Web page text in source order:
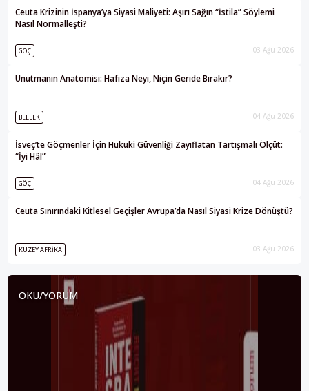
Ceuta Krizinin İspanya’ya Siyasi Maliyeti: Aşırı Sağın “İstila” Söylemi
Nasıl Normalleşti?
GÖÇ 03 Ağu 2026
Unutmanın Anatomisi: Hafıza Neyi, Niçin Geride Bırakır?
BELLEK 04 Ağu 2026
İsveç’te Göçmenler İçin Hukuki Güvenliği Zayıflatan Tartışmalı Ölçüt:
“İyi Hâl”
GÖÇ 04 Ağu 2026
Ceuta Sınırındaki Kitlesel Geçişler Avrupa’da Nasıl Siyasi Krize Dönüştü?
KUZEY AFRIKA 03 Ağu 2026
OKU/YORUM